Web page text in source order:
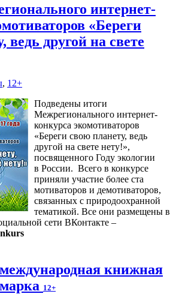
интернет-
«Береги
ведь другой на свете
, 12+
Подведены итоги
Межрегионального интернет-
конкурса экомотиваторов
«Береги свою планету, ведь
другой на свете нету!»,
посвященного Году экологии
в России. Всего в конкурсе
приняли участие более ста
мотиваторов и демотиваторов,
связанных с природоохранной
тематикой. Все они размещены в
сети ВКонтакте –
книжная
12+